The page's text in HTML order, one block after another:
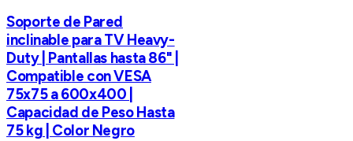
Soporte de Pared
inclinable para TV Heavy-
Duty | Pantallas hasta 86" |
Compatible con VESA
75x75 a 600x400 |
Capacidad de Peso Hasta
75 kg | Color Negro